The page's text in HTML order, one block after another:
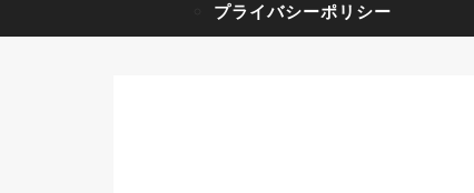
プライバシーポリシー